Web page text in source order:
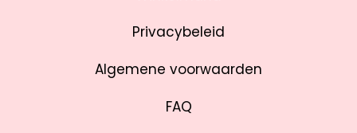
Privacybeleid
Algemene voorwaarden
FAQ